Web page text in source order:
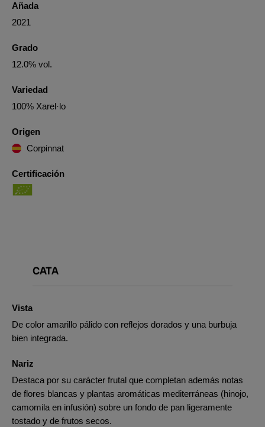
Añada
2021
Grado
12.0% vol.
Variedad
100% Xarel·lo
Origen
Corpinnat
Certificación
CATA
Vista
De color amarillo pálido con reflejos dorados y una burbuja
bien integrada.
Nariz
Destaca por su carácter frutal que completan además notas
de flores blancas y plantas aromáticas mediterráneas (hinojo,
camomila en infusión) sobre un fondo de pan ligeramente
tostado y de frutos secos.